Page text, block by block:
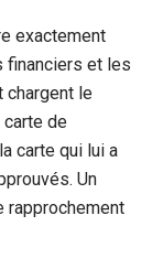
exactement
financiers et les
chargent le
carte de
carte qui lui a
Un
rapprochement